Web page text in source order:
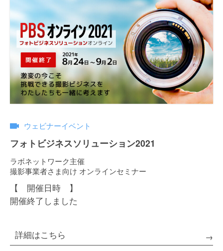
ウェビナーイベント
フォトビジネスソリューション2021
ラボネットワーク主催
撮影事業者さま向け オンラインセミナー
【 開催日時 】
開催終了しました
詳細はこちら